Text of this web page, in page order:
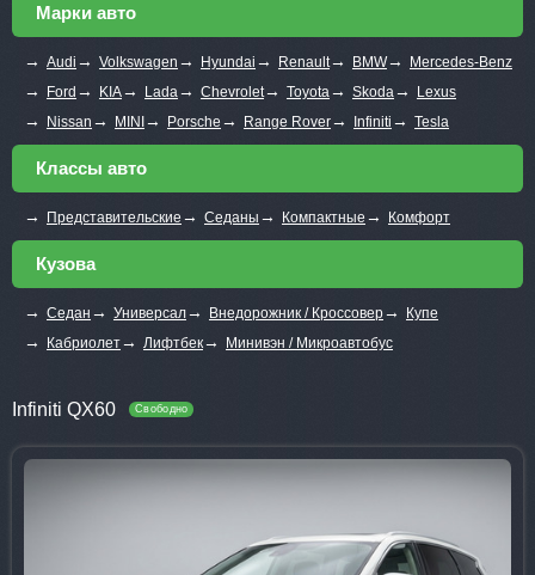
Марки авто
→ Audi → Volkswagen → Hyundai → Renault→ BMW→ Mercedes-Benz
→ Ford → KIA→ Lada→ Chevrolet→ Toyota→ Skoda→ Lexus
→ Nissan → MINI → Porsche → Range Rover→ Infiniti → Tesla
Классы авто
→ Представительские → Седаны → Компактные → Комфорт
Кузова
→ Седан → Универсал→ Внедорожник / Кроссовер→ Купе
→ Кабриолет→ Лифтбек→ Минивэн / Микроавтобус
Infiniti QX60 Свободно